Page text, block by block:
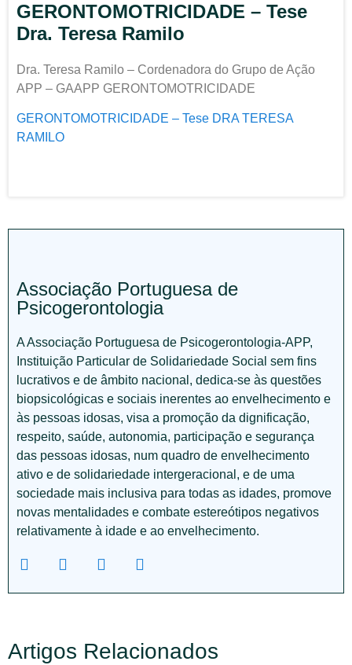
GERONTOMOTRICIDADE – Tese
Dra. Teresa Ramilo
Dra. Teresa Ramilo – Cordenadora do Grupo de Ação
APP – GAAPP GERONTOMOTRICIDADE
GERONTOMOTRICIDADE – Tese DRA TERESA
RAMILO
Associação Portuguesa de
Psicogerontologia
A Associação Portuguesa de Psicogerontologia-APP,
Instituição Particular de Solidariedade Social sem fins
lucrativos e de âmbito nacional, dedica-se às questões
biopsicológicas e sociais inerentes ao envelhecimento e
às pessoas idosas, visa a promoção da dignificação,
respeito, saúde, autonomia, participação e segurança
das pessoas idosas, num quadro de envelhecimento
ativo e de solidariedade intergeracional, e de uma
sociedade mais inclusiva para todas as idades, promove
novas mentalidades e combate estereótipos negativos
relativamente à idade e ao envelhecimento.
Artigos Relacionados